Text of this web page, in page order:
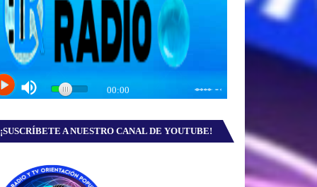
¡SUSCRÍBETE A NUESTRO CANAL DE YOUTUBE!